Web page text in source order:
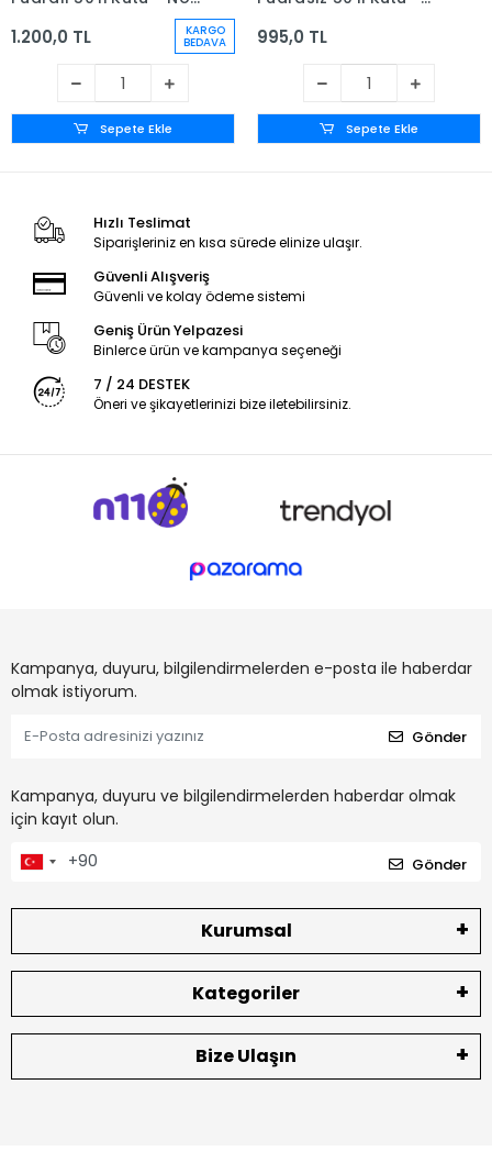
1.200,0 TL KARGO
BEDAVA
Sepete Ekle
995,0 TL
Sepete Ekle
Hızlı Teslimat
Siparişleriniz en kısa sürede elinize ulaşır.
Güvenli Alışveriş
Güvenli ve kolay ödeme sistemi
Geniş Ürün Yelpazesi
Binlerce ürün ve kampanya seçeneği
7 / 24 DESTEK
Öneri ve şikayetlerinizi bize iletebilirsiniz.
Kampanya, duyuru, bilgilendirmelerden e-posta ile haberdar
olmak istiyorum.
Gönder
Kampanya, duyuru ve bilgilendirmelerden haberdar olmak
için kayıt olun.
Gönder
Kurumsal
Kategoriler
Bize Ulaşın